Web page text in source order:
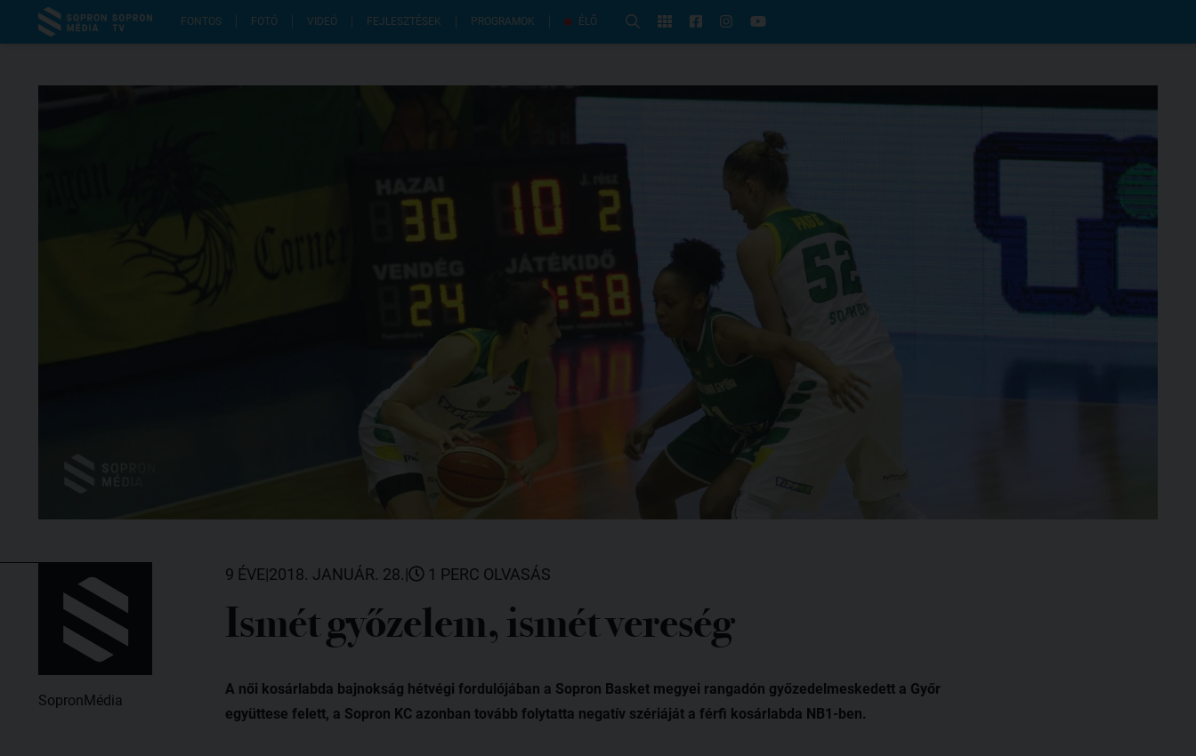
FONTOS FOTÓ VIDEÓ FEJLESZTÉSEK PROGRAMOK ÉLŐ
SopronMédia
9 ÉVE|2018. JANUÁR. 28.| 1 PERC OLVASÁS
Ismét győzelem, ismét vereség
A női kosárlabda bajnokság hétvégi fordulójában a Sopron Basket megyei rangadón győzedelmeskedett a Győr
együttese felett, a Sopron KC azonban tovább folytatta negatív szériáját a férfi kosárlabda NB1-ben.